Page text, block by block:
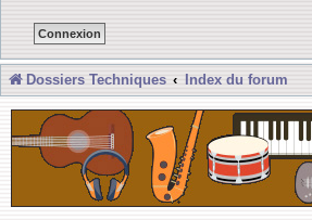
Dossiers Techniques Index du forum